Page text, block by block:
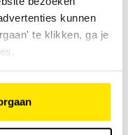
kunnen
te klikken, ga je
,-
model